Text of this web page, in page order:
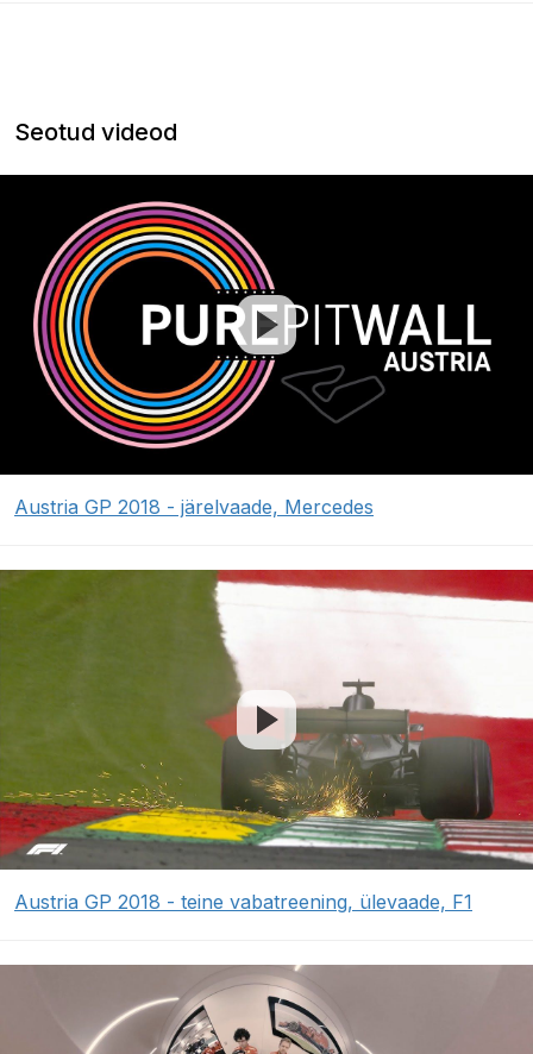
Seotud videod
Austria GP 2018 - järelvaade, Mercedes
Austria GP 2018 - teine vabatreening, ülevaade, F1